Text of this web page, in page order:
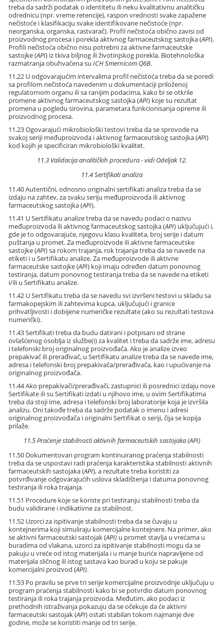
treba da sadrži podatak o identitetu ili neku kvalitativnu analitičku
odrednicu (npr. vreme retencije), raspon vrednosti svake zapažene
nečistoće i klasifikaciju svake identifikovane nečistoće (npr.
neorganska, organska, rastvarač). Profil nečistoća obično zavisi od
proizvodnog procesa i porekla aktivnog farmaceutskog sastojka (API).
Profili nečistoća obično nisu potrebni za aktivne farmaceutske
sastojke (API) iz tkiva biljnog ili životinjskog porekla. Biotehnološka
razmatranja obuhvaćena suICH Smernicom Q6B.
11.22 U odgovarajućim intervalima profil nečistoća treba da se poredi
sa profilom nečistoća navedenim u dokumentaciji priloženoj
regulatornom organu ili sa ranijim podacima, kako bi se otkrile
promene aktivnog farmaceutskog sastojka (API) koje su rezultat
promena u pogledu sirovina, parametara funkcionisanja opreme ili
proizvodnog procesa.
11.23 Ogovarajući mikrobiološki testovi treba da se sprovode na
svakoj seriji međuproizvoda i aktivnog farmaceutskog sastojka (API)
kod kojih je specificiran mikrobiološki kvalitet.
11.3 Validacija analitičkih procedura - vidi Odeljak 12.
11.4 Sertifikati analiza
11.40 Autentični, odnosno originalni sertifikati analiza treba da se
izdaju na zahtev, za svaku seriju međuproizvoda ili aktivnog
farmaceutskog sastojka (API).
11.41 U Sertifikatu analize treba da se navedu podaci o nazivu
međuproizvoda ili aktivnog farmaceutskog sastojka (API) uključujući i,
gde je to odgovarajuće, njegovu klasu kvaliteta, broj serije i datum
puštanja u promet. Za međuproizvode ili aktivne farmaceutske
sastojke (API) sa rokom trajanja, rok trajanja treba da se navede na
etiketi i u Sertifikatu analize. Za međuproizvode ili aktivne
farmaceutske sastojke (API) koji imaju određen datum ponovnog
testiranja, datum ponovnog testiranja treba da se navede na etiketi
i/ili u Sertifikatu analize.
11.42 U Sertifikatu treba da se navedu svi izvršeni testovi u skladu sa
farmakopejskim ili zahtevima kupca, uključujući i granice
prihvatljivosti i dobijene numeričke rezultate (ako su rezultati testova
numerički).
11.43 Sertifikati treba da budu datirani i potpisani od strane
ovlašćenog osoblja iz službe(i) za kvalitet i treba da sadrže ime, adresu
i telefonski broj originalnog proizvođača. Ako je analize izveo
prepakivač ili prerađivač, u Sertifikatu analize treba da se navede ime,
adresa i telefonski broj prepakivača/prerađivača, kao i upućivanje na
originalnog proizvođača.
11.44 Ako prepakivači/prerađivači, zastupnici ili posrednici izdaju nove
Sertifikate ili su Sertifikati izdati u njihovo ime, u ovim Sertifikatima
treba da stoji ime, adresa i telefonski broj laboratorije koja je izvršila
analizu. Oni takođe treba da sadrže podatak o imenu i adresi
originalnog proizvođača i originalni Sertifikat o seriji, čija se kopija
prilaže.
11.5 Praćenje stabilnosti aktivnih farmaceutskih sastojaka (API)
11.50 Dokumentovan program kontinuiranog praćenja stabilnosti
treba da se uspostavi radi praćenja karakteristika stabilnosti aktivnih
farmaceutskih sastojaka (API), a rezultate treba koristiti za
potvrđivanje odgovarajućih uslova skladištenja i datuma ponovnog
testiranja ili roka trajanja.
11.51 Procedure koje se koriste pri testiranju stabilnosti treba da
budu validirane i indikativne za stabilnost.
11.52 Uzorci za ispitivanje stabilnosti treba da se čuvaju u
kontejnerima koji simuliraju komercijalne kontejnere. Na primer, ako
se aktivni farmaceutski sastojak (API) u promet stavlja u vrećama u
buradima od vlakana, uzorci za ispitivanje stabilnosti mogu da se
pakuju u vreće od istog materijala i u manje buriće napravljene od
materijala sličnog ili istog sastava kao burad u koju se pakuje
komercijalni proizvod (API).
11.53 Po pravilu se prve tri serije komercijalne proizvodnje uključuju u
program praćenja stabilnosti kako bi se potvrdio datum ponovnog
testiranja ili roka trajanja proizvoda. Međutim, ako podaci iz
prethodnih istraživanja pokazuju da se očekuje da će aktivni
farmaceutski sastojak (API) ostati stabilan tokom najmanje dve
godine, može se koristiti manje od tri serije.